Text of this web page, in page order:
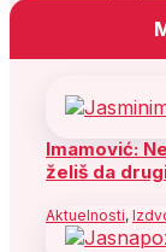
Imamović:
želiš da
Aktuelnosti,